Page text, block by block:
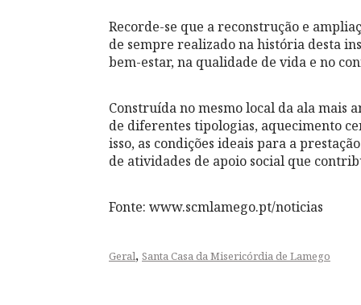
Recorde-se que a reconstrução e
de sempre realizado na história desta
bem-estar, na qualidade de vida e no
Construída no mesmo local da ala mais
de diferentes tipologias, aquecimento
isso, as condições ideais para a
de atividades de apoio social que
Fonte: www.scmlamego.pt/noticias
Geral, Santa Casa da Misericórdia de Lamego